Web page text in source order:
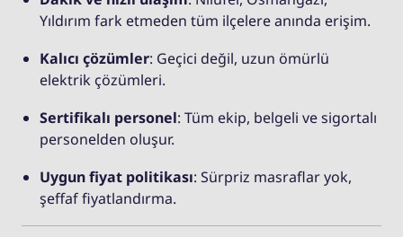
Yıldırım fark etmeden tüm ilçelere anında erişim.
Kalıcı çözümler: Geçici değil, uzun ömürlü
elektrik çözümleri.
Sertifikalı personel: Tüm ekip, belgeli ve sigortalı
personelden oluşur.
Uygun fiyat politikası: Sürpriz masraflar yok,
şeffaf fiyatlandırma.